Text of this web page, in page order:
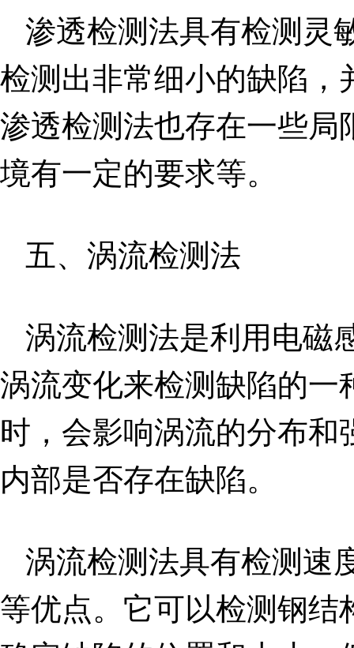
渗透检测法具有检测灵
检测出非常细小的缺陷，
渗透检测法也存在一些局
境有一定的要求等。
五、涡流检测法
涡流检测法是利用电磁
涡流变化来检测缺陷的一
时，会影响涡流的分布
内部是否存在缺陷。
涡流检测法具有检测速
等优点。它可以检测钢结